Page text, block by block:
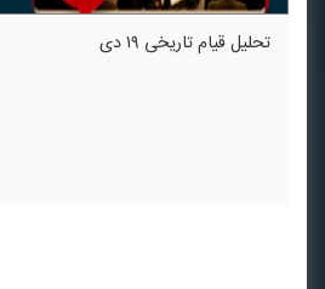
تحلیل قیام تاریخی ۱۹ دی